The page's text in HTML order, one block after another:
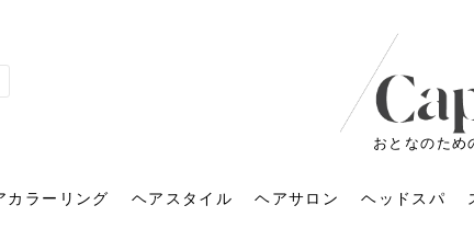
おとなのため
カラーリング ヘアスタイル ヘアサロン ヘッドスパ